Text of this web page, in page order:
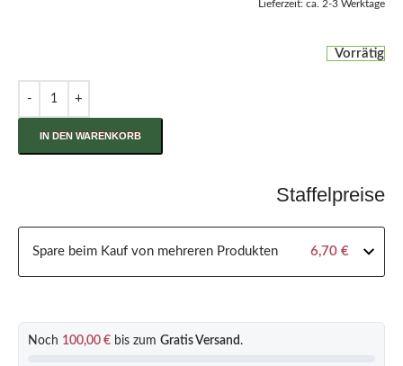
Lieferzeit: ca. 2-3 Werktage
Vorrätig
IN DEN WARENKORB
Staffelpreise
Spare beim Kauf von mehreren Produkten 6,70 €
Noch 100,00 € bis zum Gratis Versand .